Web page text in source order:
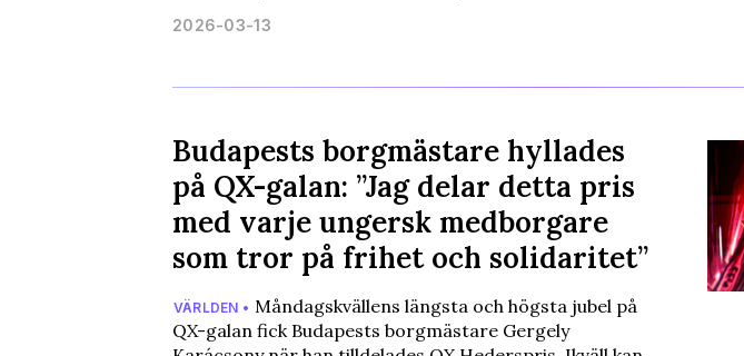
2026-03-13
Budapests borgmästare hyllades
på QX-galan: ”Jag delar detta pris
med varje ungersk medborgare
som tror på frihet och solidaritet”
VÄRLDEN • Måndagskvällens längsta och högsta jubel på
QX-galan fick Budapests borgmästare Gergely